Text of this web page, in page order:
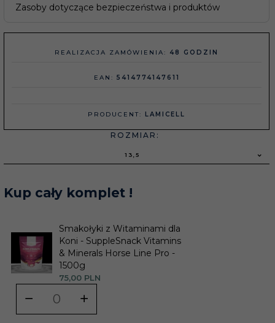
Zasoby dotyczące bezpieczeństwa i produktów
REALIZACJA ZAMÓWIENIA: 48 GODZIN
EAN: 5414774147611
PRODUCENT: LAMICELL
ROZMIAR:
13,5
Kup cały komplet !
Smakołyki z Witaminami dla
Koni - SuppleSnack Vitamins
& Minerals Horse Line Pro -
1500g
75,00 PLN